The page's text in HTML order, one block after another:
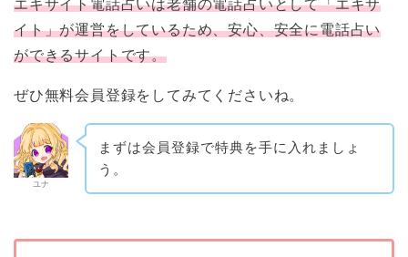
エキサイト電話占いは老舗の電話占いとして「エキサ
イト」が運営をしているため、安心、安全に電話占い
ができるサイトです。
ぜひ無料会員登録をしてみてくださいね。
ユナ
まずは会員登録で特典を手に入れましょ
う。